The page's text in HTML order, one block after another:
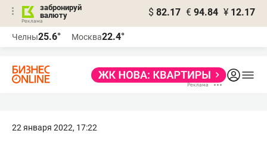
забронируй
валюту
$ 82.17 € 94.84 ¥ 12.17
Челны25.6° Москва22.4°
22 января 2022, 17:22